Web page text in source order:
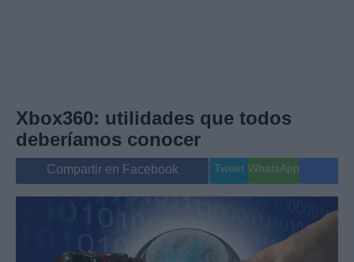
Internacional
Viajes
Gente
Musica
Xbox360: utilidades que todos
deberíamos conocer
Compartir en Facebook Tweet WhatsApp